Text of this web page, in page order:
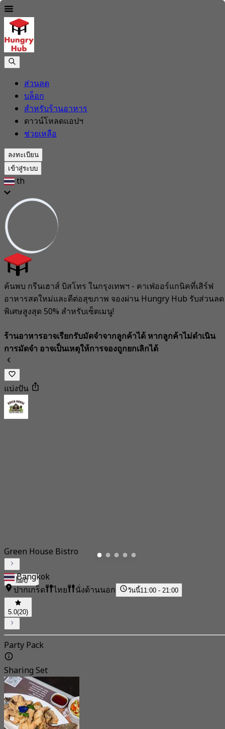
ส่วนลด
บล็อก
สำหรับร้านอาหาร
ดาวน์โหลดแอปฯ
ช่วยเหลือ
ลงทะเบียน
เข้าสู่ระบบ
th
ค้นพบ กรีนเฮาส์ บิสโทร ในกรุงเทพฯ - คาเฟ่ออร์แกนิคที่เสิร์ฟ
อาหารสดใหม่และดีต่อสุขภาพ จองผ่าน Hungry Hub รับส่วนลด
พิเศษสูงสุด 50% สำหรับเซ็ตเมนู!
ร้านอาหารอาจเรียกรับมัดจำจากลูกค้าได้ หากลูกค้าไม่ดำเนิน
การมัดจำ อาจเป็นเหตุให้การจองถูกยกเลิกได้
แบ่งปัน
0
Green House Bistro
Bangkok
ปากเกร็ด
ไทย นั่งด้านนอก วันนี้11:00 - 21:00
5.0(20)
Party Pack
Sharing Set